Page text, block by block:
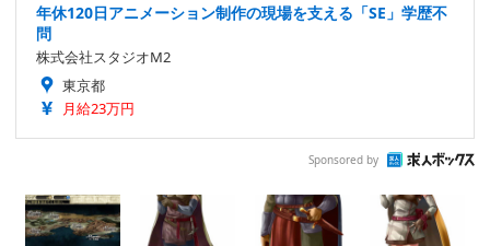
年休120日アニメーション制作の現場を支える「SE」学歴不
問
株式会社スタジオM2
東京都
月給23万円
Sponsored by